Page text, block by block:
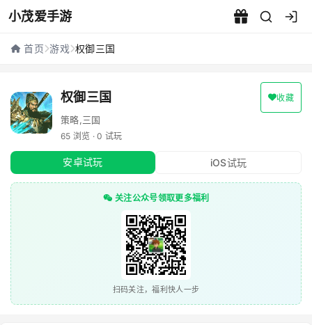
小茂爱手游
权御三国 - 小茂爱手游
首页 游戏 权御三国
权御三国 收藏
策略,三国
65 浏览 · 0 试玩
安卓试玩 iOS试玩
关注公众号领取更多福利
扫码关注，福利快人一步